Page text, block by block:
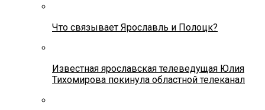
Что связывает Ярославль и Полоцк?
Известная ярославская телеведущая Юлия
Тихомирова покинула областной телеканал